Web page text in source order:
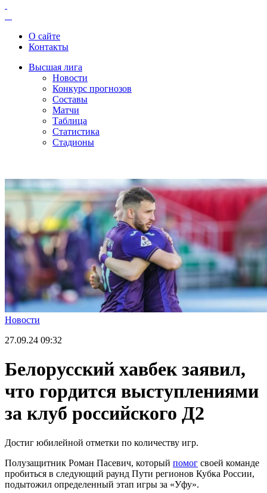
О сайте
Контакты
Высшая лига
Новости
Конкурс прогнозов
Составы
Матчи
Таблица
Статистика
Стадионы
Новости
27.09.24 09:32
Белорусский хавбек заявил,
что гордится выступлениями
за клуб российского Д2
Достиг юбилейной отметки по количеству игр.
Полузащитник Роман Пасевич, который помог своей команде
пробиться в следующий раунд Пути регионов Кубка России,
подытожил определенный этап игры за «Уфу».